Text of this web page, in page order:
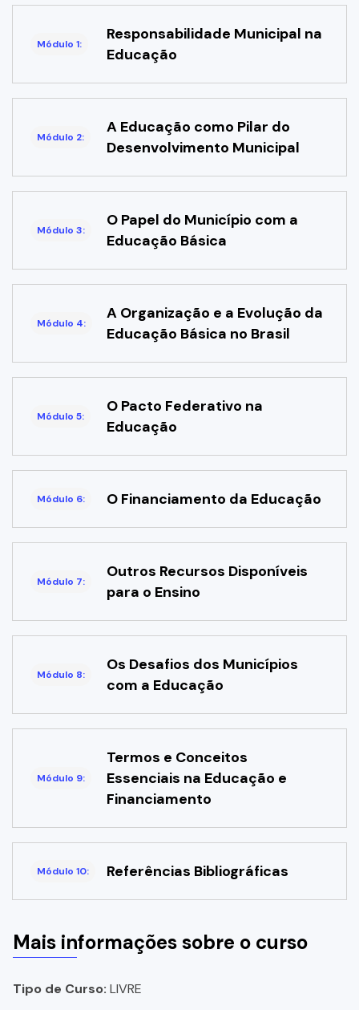
Módulo 1:
Responsabilidade Municipal na
Educação
Módulo 2:
A Educação como Pilar do
Desenvolvimento Municipal
Módulo 3:
O Papel do Município com a
Educação Básica
Módulo 4:
A Organização e a Evolução da
Educação Básica no Brasil
Módulo 5:
O Pacto Federativo na
Educação
Módulo 6: O Financiamento da Educação
Módulo 7:
Outros Recursos Disponíveis
para o Ensino
Módulo 8:
Os Desafios dos Municípios
com a Educação
Módulo 9:
Termos e Conceitos
Essenciais na Educação e
Financiamento
Módulo 10: Referências Bibliográficas
Mais informações sobre o curso
Tipo de Curso: LIVRE